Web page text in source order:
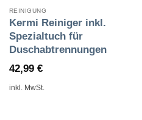
REINIGUNG
Kermi Reiniger inkl.
Spezialtuch für
Duschabtrennungen
42,99 €
inkl. MwSt.